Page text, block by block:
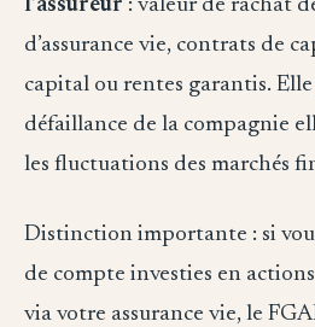
l’assureur : valeur de rachat
d’assurance vie, contrats de
capital ou rentes garantis.
défaillance de la compagnie
les fluctuations des marchés
Distinction importante : si
de compte investies en
via votre assurance vie, le